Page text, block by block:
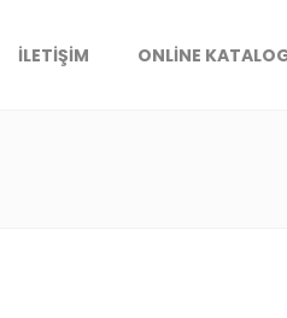
İLETIŞIM ONLINE